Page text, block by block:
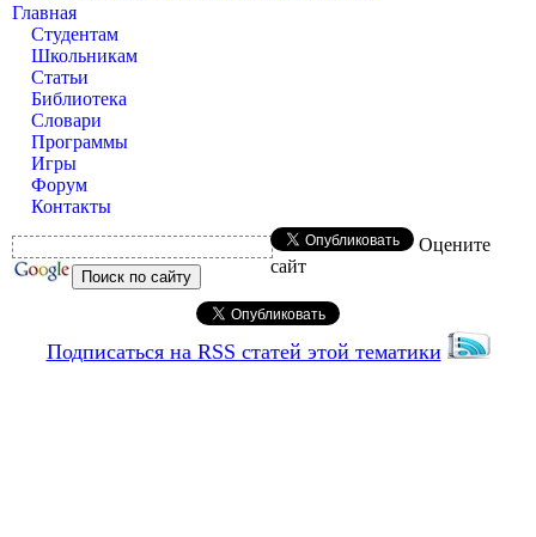
Главная
Студентам
Школьникам
Статьи
Библиотека
Словари
Программы
Игры
Форум
Контакты
Оцените
сайт
Подписаться на RSS статей этой тематики